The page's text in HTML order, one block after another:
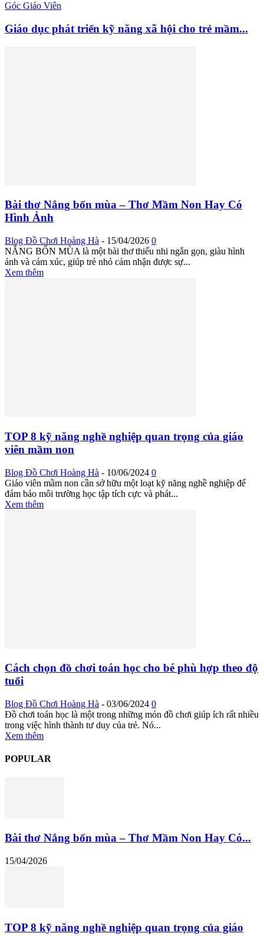
Góc Giáo Viên
Giáo dục phát triển kỹ năng xã hội cho trẻ mầm...
Bài thơ Nắng bốn mùa – Thơ Mầm Non Hay Có
Hình Ảnh
Blog Đồ Chơi Hoàng Hà - 15/04/2026 0
NẮNG BỐN MÙA là một bài thơ thiếu nhi ngắn gọn, giàu hình
ảnh và cảm xúc, giúp trẻ nhỏ cảm nhận được sự...
Xem thêm
TOP 8 kỹ năng nghề nghiệp quan trọng của giáo
viên mầm non
Blog Đồ Chơi Hoàng Hà - 10/06/2024 0
Giáo viên mầm non cần sở hữu một loạt kỹ năng nghề nghiệp để
đảm bảo môi trường học tập tích cực và phát...
Xem thêm
Cách chọn đồ chơi toán học cho bé phù hợp theo độ
tuổi
Blog Đồ Chơi Hoàng Hà - 03/06/2024 0
Đồ chơi toán học là một trong những món đồ chơi giúp ích rất nhiều
trong việc hình thành tư duy của trẻ. Nó...
Xem thêm
POPULAR
Bài thơ Nắng bốn mùa – Thơ Mầm Non Hay Có...
15/04/2026
TOP 8 kỹ năng nghề nghiệp quan trọng của giáo